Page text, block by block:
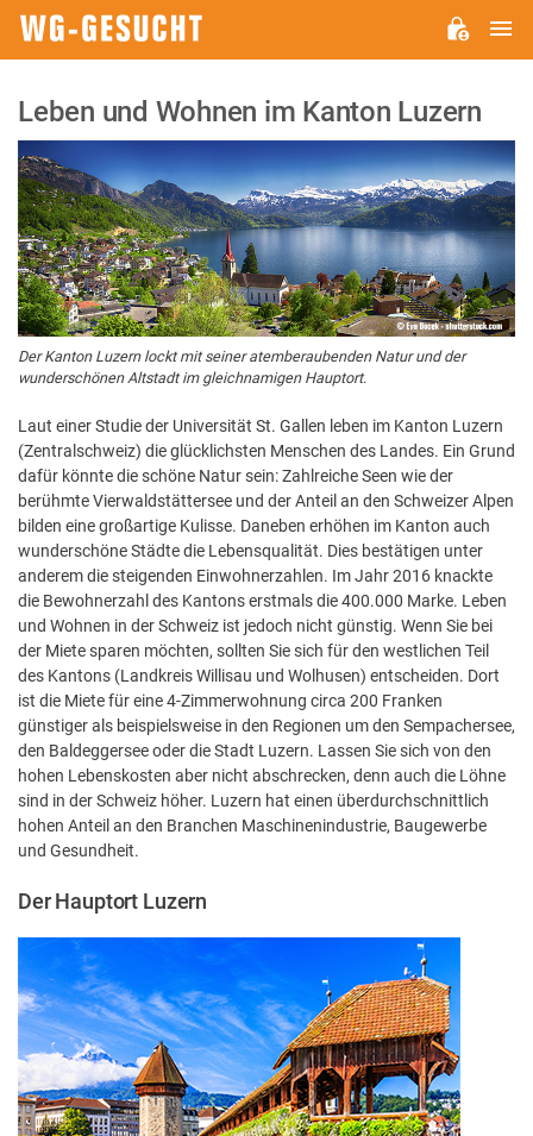
Leben und Wohnen im Kanton Luzern
Der Kanton Luzern lockt mit seiner atemberaubenden Natur und der
wunderschönen Altstadt im gleichnamigen Hauptort.
Laut einer Studie der Universität St. Gallen leben im Kanton Luzern
(Zentralschweiz) die glücklichsten Menschen des Landes. Ein Grund
dafür könnte die schöne Natur sein: Zahlreiche Seen wie der
berühmte Vierwaldstättersee und der Anteil an den Schweizer Alpen
bilden eine großartige Kulisse. Daneben erhöhen im Kanton auch
wunderschöne Städte die Lebensqualität. Dies bestätigen unter
anderem die steigenden Einwohnerzahlen. Im Jahr 2016 knackte
die Bewohnerzahl des Kantons erstmals die 400.000 Marke. Leben
und Wohnen in der Schweiz ist jedoch nicht günstig. Wenn Sie bei
der Miete sparen möchten, sollten Sie sich für den westlichen Teil
des Kantons (Landkreis Willisau und Wolhusen) entscheiden. Dort
ist die Miete für eine 4-Zimmerwohnung circa 200 Franken
günstiger als beispielsweise in den Regionen um den Sempachersee,
den Baldeggersee oder die Stadt Luzern. Lassen Sie sich von den
hohen Lebenskosten aber nicht abschrecken, denn auch die Löhne
sind in der Schweiz höher. Luzern hat einen überdurchschnittlich
hohen Anteil an den Branchen Maschinenindustrie, Baugewerbe
und Gesundheit.
Der Hauptort Luzern